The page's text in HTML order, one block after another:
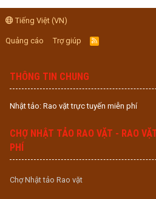
Tiếng Việt (VN)
Quảng cáo Trợ giúp
R
S
THÔNG TIN CHUNG
Nhật tảo: Rao vặt trực tuyến miễn phí
CHỢ NHẬT TẢO RAO VẶT - RAO
PHÍ
Chợ Nhật tảo Rao vặt